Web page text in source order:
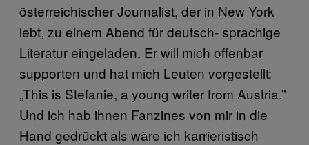
österreichischer Journalist, der in New York
lebt, zu einem Abend für deutsch- sprachige
Literatur eingeladen. Er will mich offenbar
supporten und hat mich Leuten vorgestellt:
„This is Stefanie, a young writer from Austria.”
Und ich hab ihnen Fanzines von mir in die
Hand gedrückt als wäre ich karrieristisch